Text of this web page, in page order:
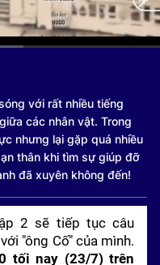
với rất nhiều tiếng
các nhân vật. Trong
nhưng lại gặp quá nhiều
thân khi tìm sự giúp đỡ
đã xuyên không đến!
2 sẽ tiếp tục câu
"ông Cố" của mình.
tối nay (23/7) trên